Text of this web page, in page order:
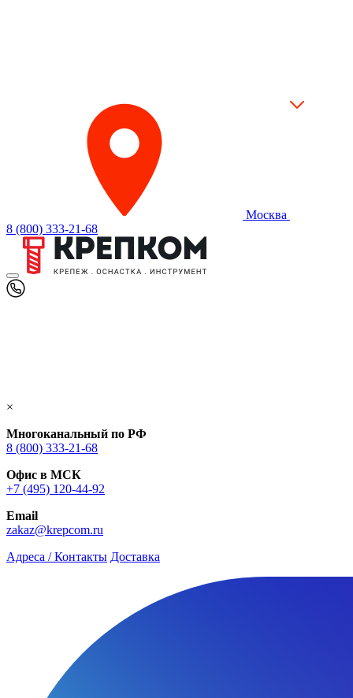
Москва
8 (800) 333-21-68
×
Многоканальный по РФ
8 (800) 333‑21-68
Офис в МСК
+7 (495) 120-44-92
Email
zakaz@krepcom.ru
Адреса / Контакты Доставка